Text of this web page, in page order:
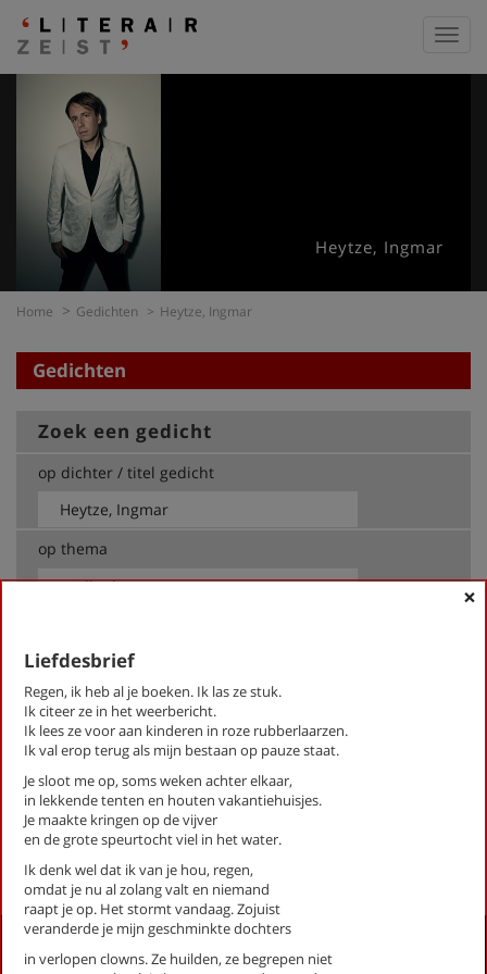
Heytze, Ingmar
Home Gedichten Heytze, Ingmar
Gedichten
Zoek een gedicht
op dichter / titel gedicht
op thema
-- Alle thema's --
Heytze, Ingmar
Ballade van de man
Geheim gedicht
Hang- en sluitwerk
Lezen
Liefdesbrief
Voor Jan Arends
First‹Previous
×
Liefdesbrief
Regen, ik heb al je boeken. Ik las ze stuk.
Ik citeer ze in het weerbericht.
Ik lees ze voor aan kinderen in roze rubberlaarzen.
Ik val erop terug als mijn bestaan op pauze staat.
Je sloot me op, soms weken achter elkaar,
in lekkende tenten en houten vakantiehuisjes.
Je maakte kringen op de vijver
en de grote speurtocht viel in het water.
Ik denk wel dat ik van je hou, regen,
omdat je nu al zolang valt en niemand
raapt je op. Het stormt vandaag. Zojuist
veranderde je mijn geschminkte dochters
in verlopen clowns. Ze huilden, ze begrepen niet
Activiteiten